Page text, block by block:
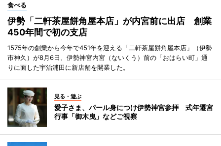
食べる
伊勢「二軒茶屋餅角屋本店」が内宮前に出店 創業
450年間で初の支店
1575年の創業から今年で451年を迎える「二軒茶屋餅角屋本店」（伊勢
市神久）が8月6日、伊勢神宮内宮（ないくう）前の「おはらい町」通
りに面した宇治浦田に新店舗を開業した。
見る・遊ぶ
愛子さま、パール身につけ伊勢神宮参拝 式年遷宮
行事「御木曳」などご視察